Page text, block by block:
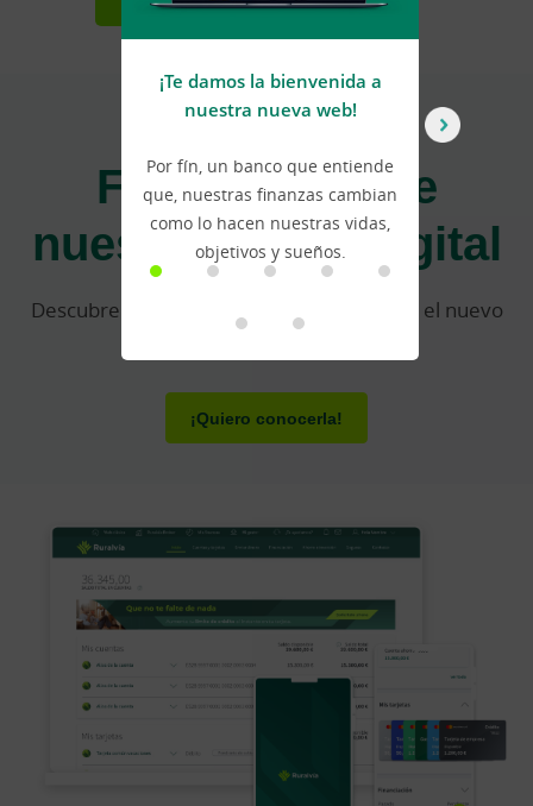
FORMA PARTE DEL CAMBIO
Forma parte de
nuestra banca digital
Descubre las novedades que traemos con el nuevo
¡Quiero conocerla!
¡Te damos la bienvenida a
nuestra nueva web!
Por fín, un banco que entiende
que, nuestras finanzas cambian
como lo hacen nuestras vidas,
objetivos y sueños.